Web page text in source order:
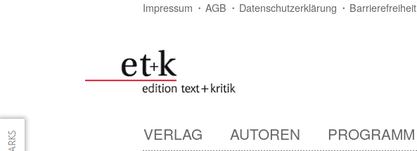
Impressum AGB Datenschutzerklärung Barrierefreiheit
VERLAG AUTOREN PROGRAMM